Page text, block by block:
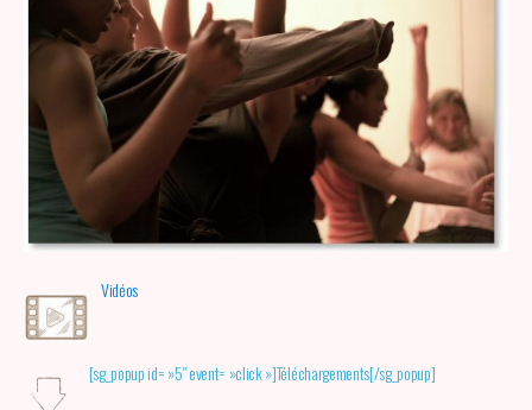
Vidéos
[sg_popup id= »5″ event= »click »]Téléchargements[/sg_popup]